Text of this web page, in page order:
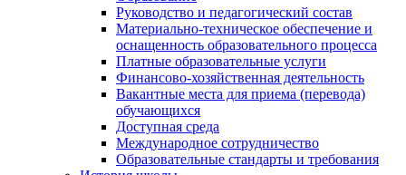
Руководство и педагогический состав
Материально-техническое обеспечение и
оснащенность образовательного процесса
Платные образовательные услуги
Финансово-хозяйственная деятельность
Вакантные места для приема (перевода)
обучающихся
Доступная среда
Международное сотрудничество
Образовательные стандарты и требования